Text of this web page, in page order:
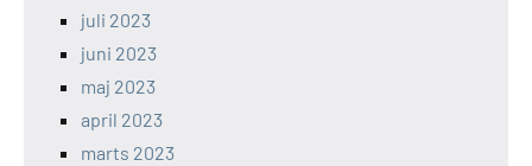
juli 2023
juni 2023
maj 2023
april 2023
marts 2023